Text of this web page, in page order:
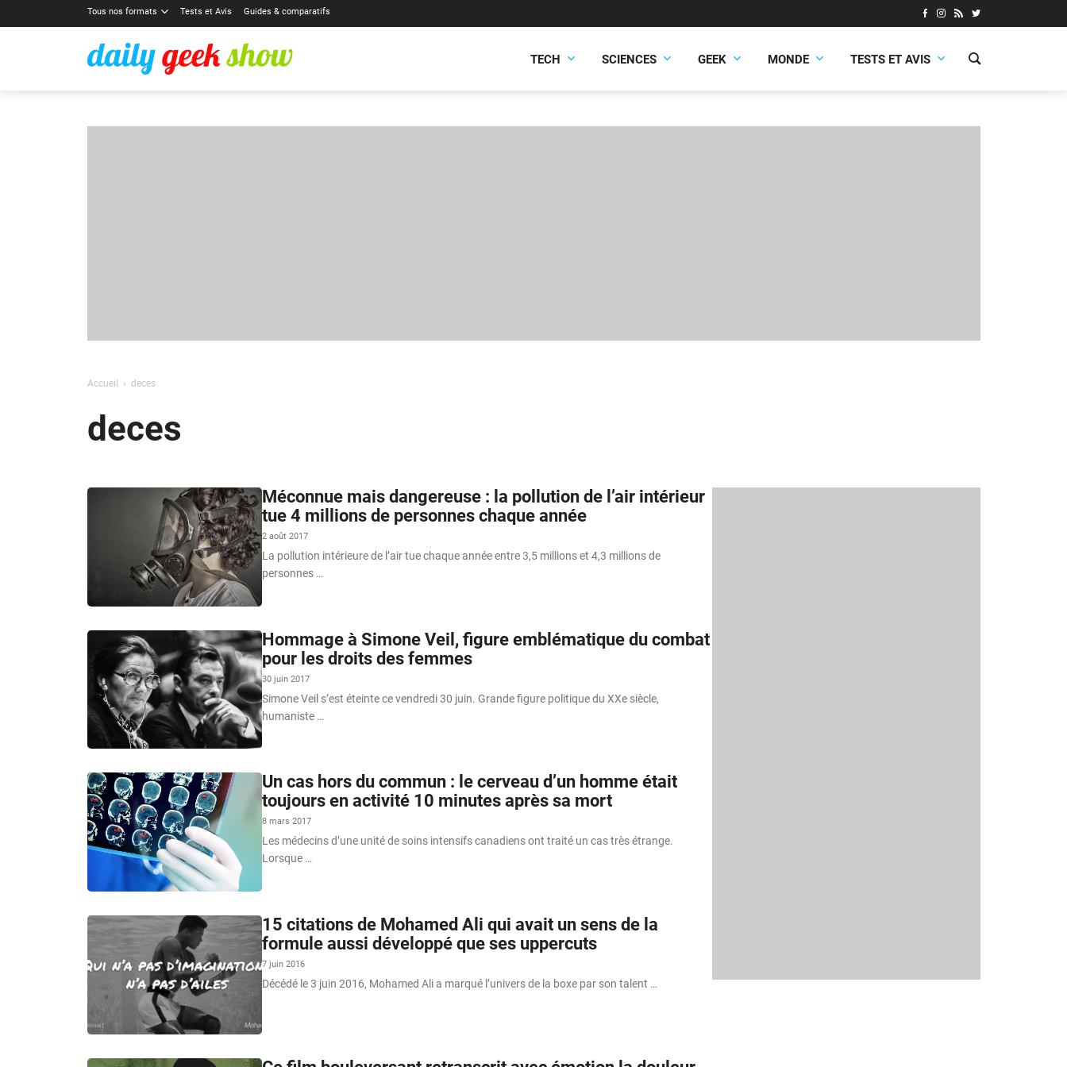
Tous nos formats Tests et Avis Guides & comparatifs
TECH SCIENCES GEEK MONDE TESTS ET AVIS
Accueil deces
deces
Méconnue mais dangereuse : la pollution de l’air intérieur
tue 4 millions de personnes chaque année
2 août 2017
La pollution intérieure de l’air tue chaque année entre 3,5 millions et 4,3 millions de
personnes …
Hommage à Simone Veil, figure emblématique du combat
pour les droits des femmes
30 juin 2017
Simone Veil s’est éteinte ce vendredi 30 juin. Grande figure politique du XXe siècle,
humaniste …
Un cas hors du commun : le cerveau d’un homme était
toujours en activité 10 minutes après sa mort
8 mars 2017
Les médecins d’une unité de soins intensifs canadiens ont traité un cas très étrange.
Lorsque …
15 citations de Mohamed Ali qui avait un sens de la
formule aussi développé que ses uppercuts
7 juin 2016
Décédé le 3 juin 2016, Mohamed Ali a marqué l’univers de la boxe par son talent …